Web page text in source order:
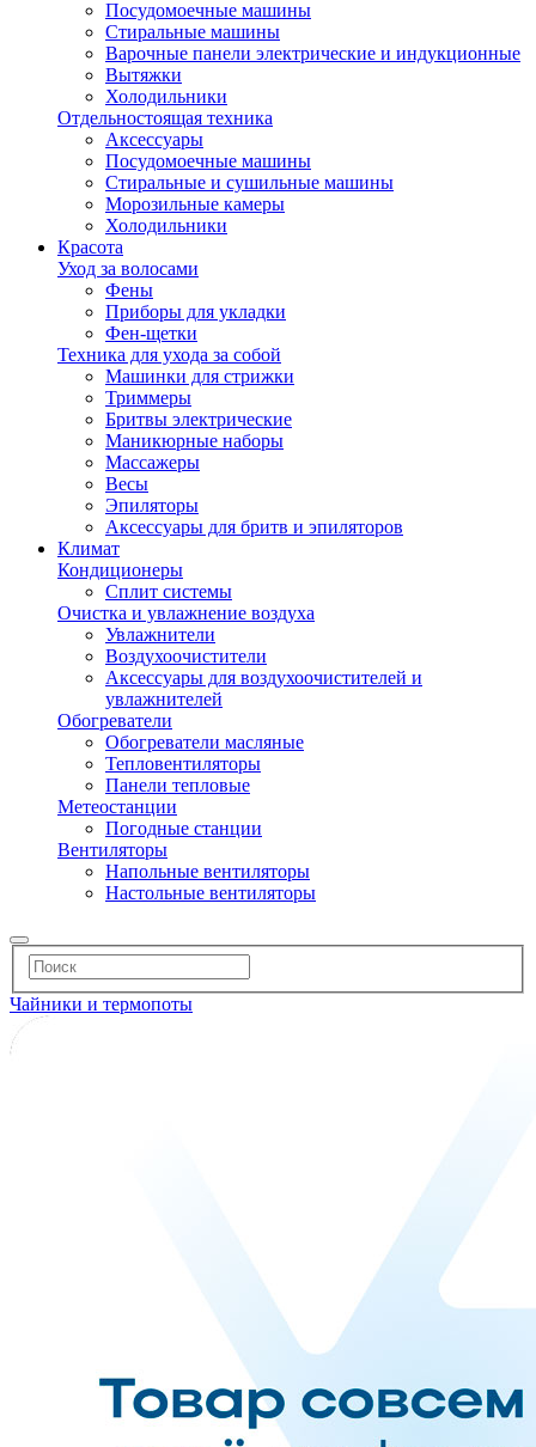
Посудомоечные машины
Стиральные машины
Варочные панели электрические и индукционные
Вытяжки
Холодильники
Отдельностоящая техника
Аксессуары
Посудомоечные машины
Стиральные и сушильные машины
Морозильные камеры
Холодильники
Красота
Уход за волосами
Фены
Приборы для укладки
Фен-щетки
Техника для ухода за собой
Машинки для стрижки
Триммеры
Бритвы электрические
Маникюрные наборы
Массажеры
Весы
Эпиляторы
Аксессуары для бритв и эпиляторов
Климат
Кондиционеры
Сплит системы
Очистка и увлажнение воздуха
Увлажнители
Воздухоочистители
Аксессуары для воздухоочистителей и
увлажнителей
Обогреватели
Обогреватели масляные
Тепловентиляторы
Панели тепловые
Метеостанции
Погодные станции
Вентиляторы
Напольные вентиляторы
Настольные вентиляторы
Чайники и термопоты